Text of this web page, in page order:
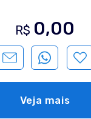
R$ 0,00
Veja mais